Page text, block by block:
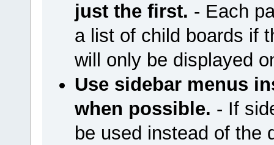
just the first. - Each
a list of child boards if
will only be displayed
Use sidebar menus
when possible. - If
be used instead of the